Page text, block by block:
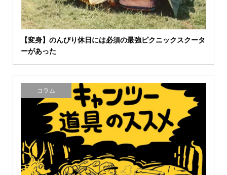
【変身】のんびり休日には必須の最強ピクニックスクータ
ーがあった
コラム